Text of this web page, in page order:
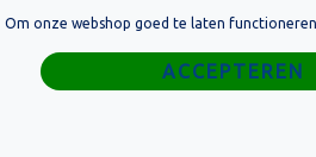
Home
Om onze webshop goed te laten